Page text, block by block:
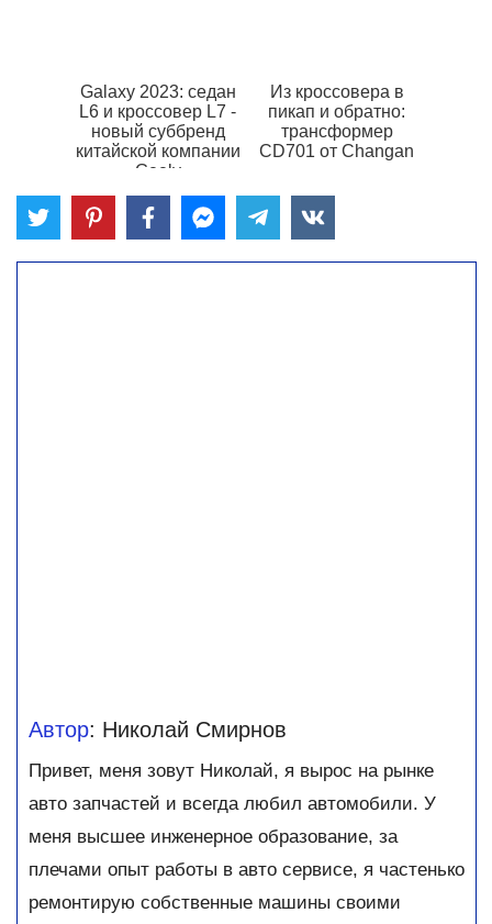
Galaxy 2023: седан
L6 и кроссовер L7 -
новый суббренд
китайской компании
Geely
Из кроссовера в
пикап и обратно:
трансформер
CD701 от Changan
Автор: Николай Смирнов
Привет, меня зовут Николай, я вырос на рынке
авто запчастей и всегда любил автомобили. У
меня высшее инженерное образование, за
плечами опыт работы в авто сервисе, я частенько
ремонтирую собственные машины своими